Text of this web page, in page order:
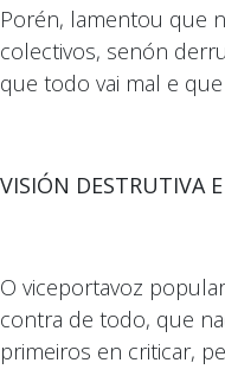
Porén, lamentou que
colectivos, senón
que todo vai mal e
VISIÓN DESTRUTIVA
O viceportavoz
contra de todo, que
primeiros en criticar,